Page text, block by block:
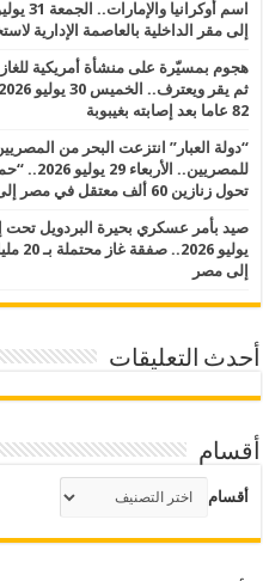
إلى مقر الداخلية بالعاصمة الإدارية
هجوم بمسيّرة على منشأة أمريكية
82 عاما بعد إصابته بغيبوبة
“دولة العبار” انتزعت البحر من
تحول زنازين 60 ألف معتقل في مصر إلى قبور مغلقة
إلى مصر
أحدث التعليقات
أقسام
أقسام